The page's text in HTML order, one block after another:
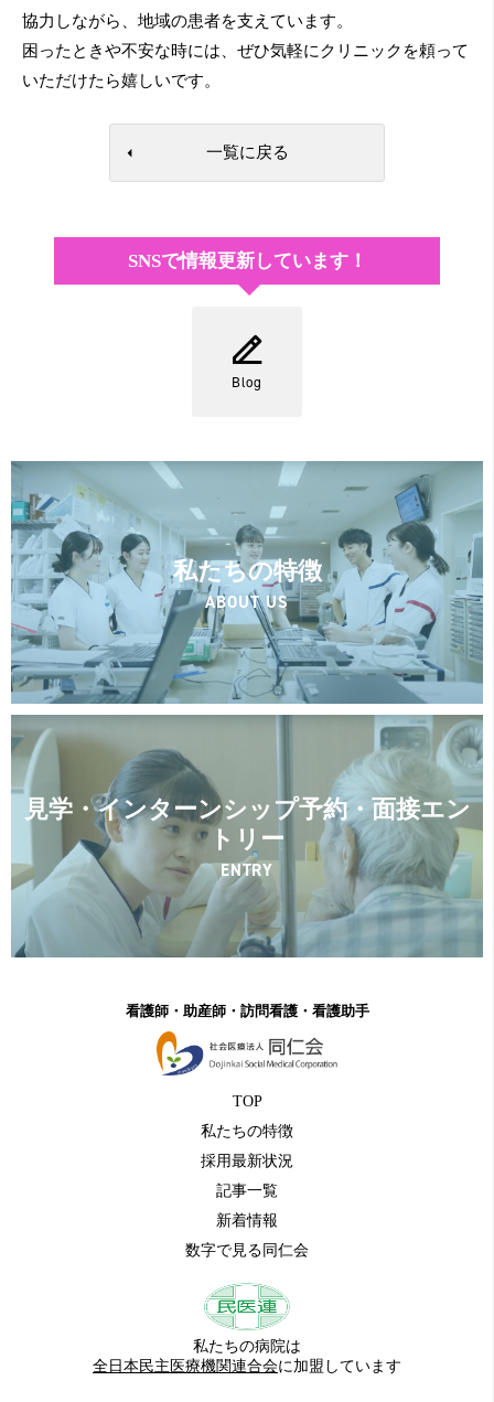
協力しながら、地域の患者を支えています。
困ったときや不安な時には、ぜひ気軽にクリニックを頼って
いただけたら嬉しいです。
一覧に戻る
SNSで情報更新しています！
Blog
私たちの特徴
ABOUT US
見学・インターンシップ予約・面接エン
トリー
ENTRY
看護師・助産師・訪問看護・看護助手
TOP
私たちの特徴
採用最新状況
記事一覧
新着情報
数字で見る同仁会
私たちの病院は
全日本民主医療機関連合会に加盟しています